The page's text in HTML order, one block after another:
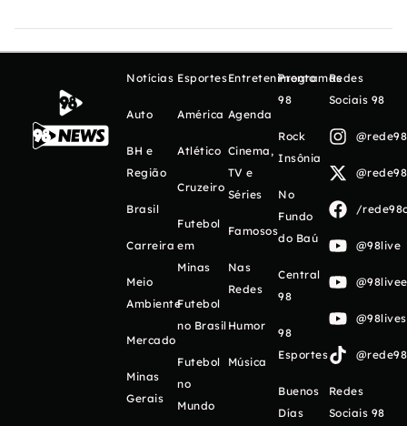
Notícias
Auto
BH e
Região
Brasil
Carreira
Meio
Ambiente
Mercado
Minas
Gerais
Esportes
América
Atlético
Cruzeiro
Futebol
em
Minas
Futebol
no Brasil
Futebol
no
Mundo
Entretenimento
Agenda
Cinema,
TV e
Séries
Famosos
Nas
Redes
Humor
Música
Programas
98
Rock
Insônia
No
Fundo
do Baú
Central
98
98
Esportes
Buenos
Días
Redes
Sociais 98
/
@98live
Redes
Sociais 98